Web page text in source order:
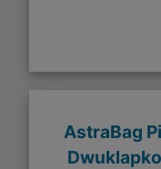
AstraBag